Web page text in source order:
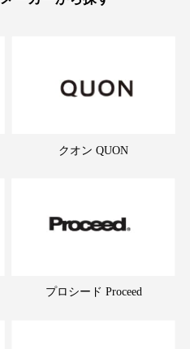
クオン QUON
プロシード Proceed